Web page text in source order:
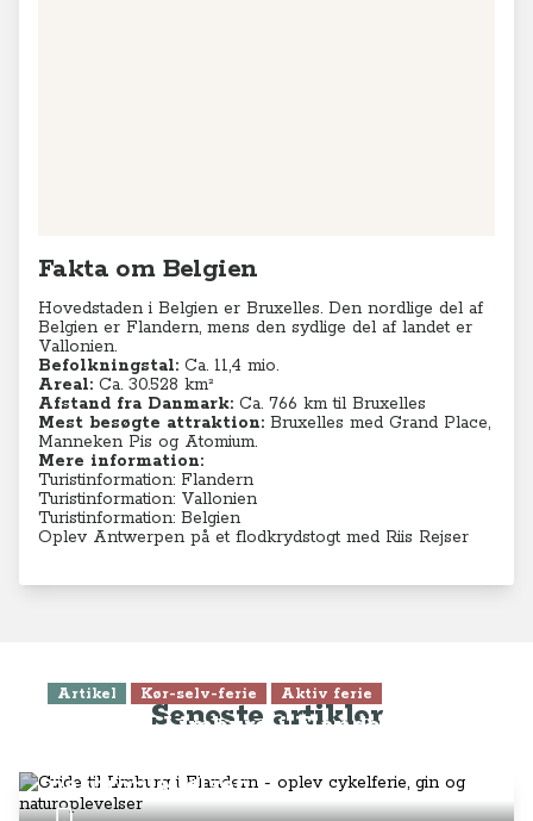
Fakta om Belgien
Hovedstaden i Belgien er Bruxelles. Den nordlige del af
Belgien er Flandern, mens den sydlige del af landet er
Vallonien.
Befolkningstal: Ca. 11,4 mio.
Areal: Ca. 30.528 km²
Afstand fra Danmark: Ca. 766 km til Bruxelles
Mest besøgte attraktion: Bruxelles med Grand Place,
Manneken Pis og Atomium.
Mere information:
Turistinformation: Flandern
Turistinformation: Vallonien
Turistinformation: Belgien
Oplev Antwerpen på et flodkrydstogt med Riis Rejser
Seneste artikler
Artikel Kør-selv-ferie Aktiv ferie
Guide til Limburg i Flandern -
naturoplevelser